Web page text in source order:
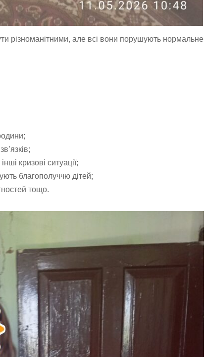
різноманітними, але всі вони порушують нормальне
кризові ситуації;
благополуччю дітей;
тощо.